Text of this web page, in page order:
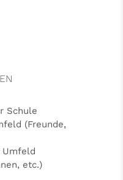
Schule
(Freunde,
Umfeld
etc.)